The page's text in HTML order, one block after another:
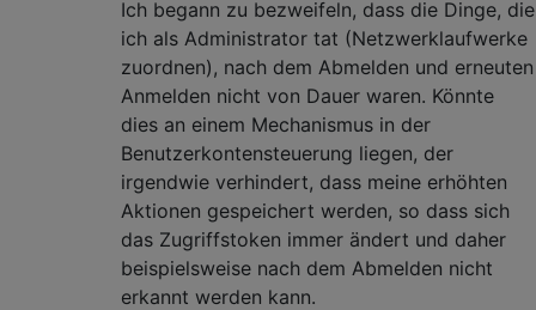
Ich begann zu bezweifeln, dass die Dinge, die
ich als Administrator tat (Netzwerklaufwerke
zuordnen), nach dem Abmelden und erneuten
Anmelden nicht von Dauer waren. Könnte
dies an einem Mechanismus in der
Benutzerkontensteuerung liegen, der
irgendwie verhindert, dass meine erhöhten
Aktionen gespeichert werden, so dass sich
das Zugriffstoken immer ändert und daher
beispielsweise nach dem Abmelden nicht
erkannt werden kann.